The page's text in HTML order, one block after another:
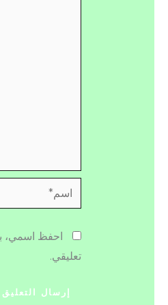
اسم*
احفظ اسمي،
تعليقي.